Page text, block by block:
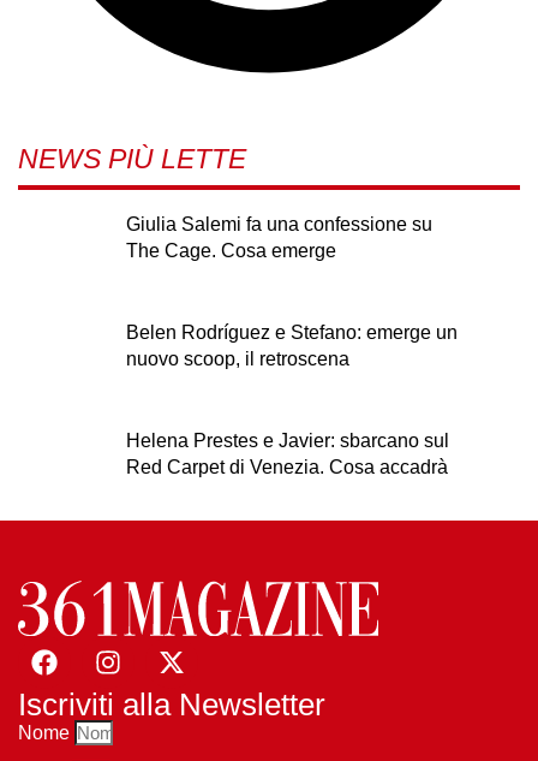
NEWS PIÙ LETTE
Giulia Salemi fa una confessione su
The Cage. Cosa emerge
Belen Rodríguez e Stefano: emerge un
nuovo scoop, il retroscena
Helena Prestes e Javier: sbarcano sul
Red Carpet di Venezia. Cosa accadrà
Iscriviti alla Newsletter
Nome